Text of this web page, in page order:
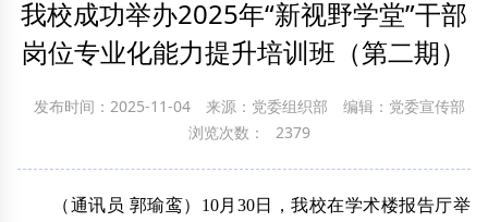
我校成功举办2025年“新视野学堂”干部
岗位专业化能力提升培训班（第二期）
发布时间：2025-11-04 来源：党委组织部
编辑：党委宣传部
浏览次数：
2379
（通讯员 郭瑜鸾）10月30日，我校在学术楼报告厅举